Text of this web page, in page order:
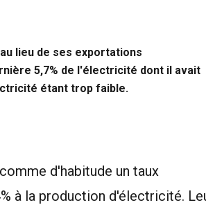
lieu de ses exportations
5,7% de l'électricité dont il avait
étant trop faible.
d'habitude un taux
à la production d'électricité.